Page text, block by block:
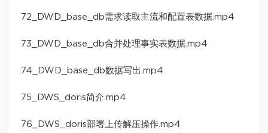
72_DWD_base_db需求读取主流和配置表数据.mp4
73_DWD_base_db合并处理事实表数据.mp4
74_DWD_base_db数据写出.mp4
75_DWS_doris简介.mp4
76_DWS_doris部署上传解压操作.mp4